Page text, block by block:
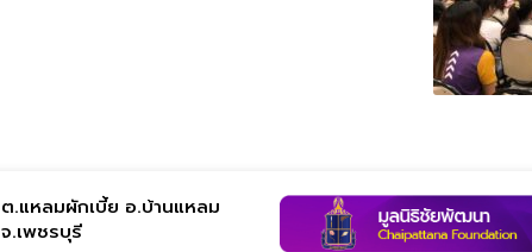
ต.แหลมผักเบี้ย อ.บ้านแหลม
จ.เพชรบุรี